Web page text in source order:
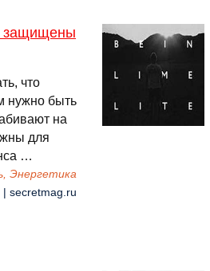
защищены
что
нужно быть
на
для
…
Энергетика
secretmag.ru